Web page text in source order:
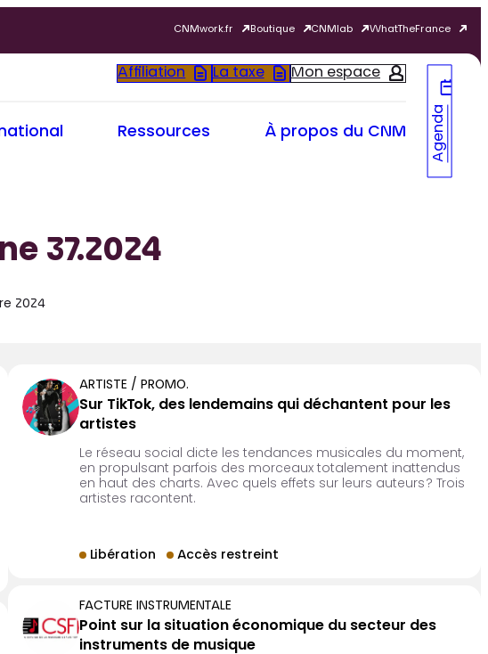
CNMwork.fr Boutique CNMlab WhatTheFrance
Affiliation La taxe Mon espace
Ressources À propos du CNM Agenda
37.2024
2024
ARTISTE / PROMO.
Sur TikTok, des lendemains qui déchantent pour les
artistes
Le réseau social dicte les tendances musicales du moment,
en propulsant parfois des morceaux totalement inattendus
en haut des charts. Avec quels effets sur leurs auteurs ? Trois
artistes racontent.
Libération Accès restreint
FACTURE INSTRUMENTALE
Point sur la situation économique du secteur des
instruments de musique